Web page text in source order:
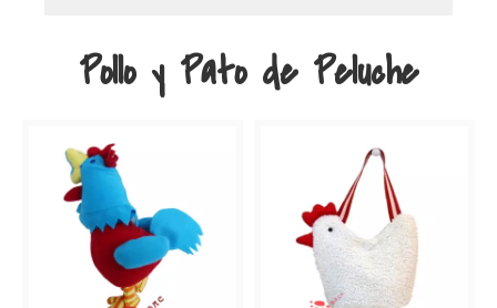
Pollo y Pato de Peluche